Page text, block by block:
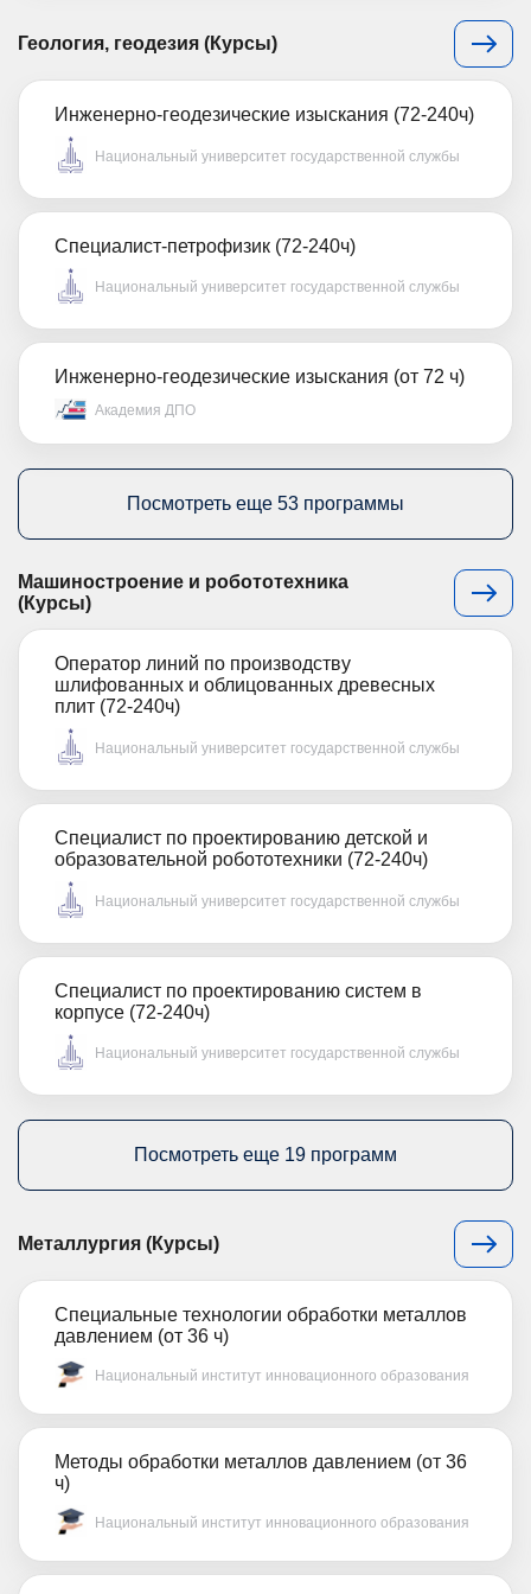
Геология, геодезия (Курсы)
Инженерно-геодезические изыскания (72-240ч)
Национальный университет государственной службы
Специалист-петрофизик (72-240ч)
Национальный университет государственной службы
Инженерно-геодезические изыскания (от 72 ч)
Академия ДПО
Посмотреть еще 53 программы
Машиностроение и робототехника
(Курсы)
Оператор линий по производству
шлифованных и облицованных древесных
плит (72-240ч)
Национальный университет государственной службы
Специалист по проектированию детской и
образовательной робототехники (72-240ч)
Национальный университет государственной службы
Специалист по проектированию систем в
корпусе (72-240ч)
Национальный университет государственной службы
Посмотреть еще 19 программ
Металлургия (Курсы)
Специальные технологии обработки металлов
давлением (от 36 ч)
Национальный институт инновационного образования
Методы обработки металлов давлением (от 36
ч)
Национальный институт инновационного образования